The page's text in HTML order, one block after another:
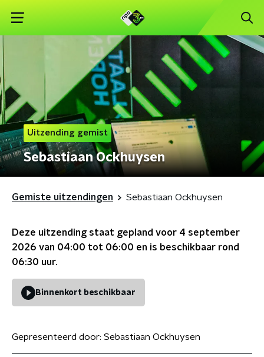
Uitzending gemist
Sebastiaan Ockhuysen
Gemiste uitzendingen Sebastiaan Ockhuysen
Deze uitzending staat gepland voor 4 september
2026 van 04:00 tot 06:00 en is beschikbaar rond
06:30 uur.
Binnenkort beschikbaar
Gepresenteerd door: Sebastiaan Ockhuysen